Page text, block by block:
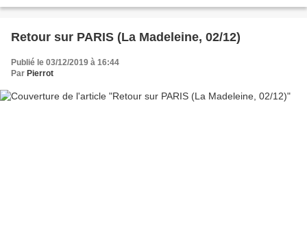
Retour sur PARIS (La Madeleine, 02/12)
Publié le 03/12/2019 à 16:44
Par Pierrot